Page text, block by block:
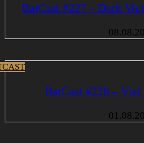
BatCast #227 – Dark
BatCast #226 –